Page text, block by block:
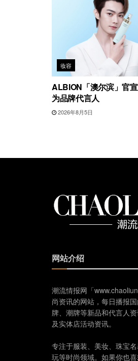
妆容
ALBION「澳尔滨」官
为品牌代言人
2026年8月5日
网站介绍
潮流情报网「
尚资讯的网站，每日播报
牌、潮牌等新品和代言人
及实体店活动资讯。
专注于服装、美妆、珠宝
玩等时尚领域。如果你也